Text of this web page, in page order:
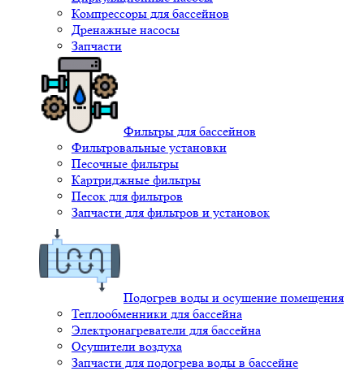
Компрессоры для бассейнов
Дренажные насосы
Запчасти
Фильтры для бассейнов
Фильтровальные установки
Песочные фильтры
Картриджные фильтры
Песок для фильтров
Запчасти для фильтров и установок
Подогрев воды и осушение помещения
Теплообменники для бассейна
Электронагреватели для бассейна
Осушители воздуха
Запчасти для подогрева воды в бассейне